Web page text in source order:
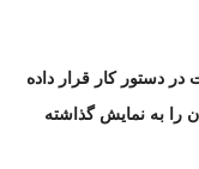
در دستور کار قرار داده
را به نمایش گذاشته